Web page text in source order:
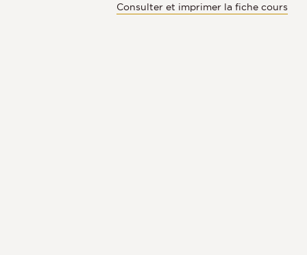
Consulter et imprimer la fiche cours